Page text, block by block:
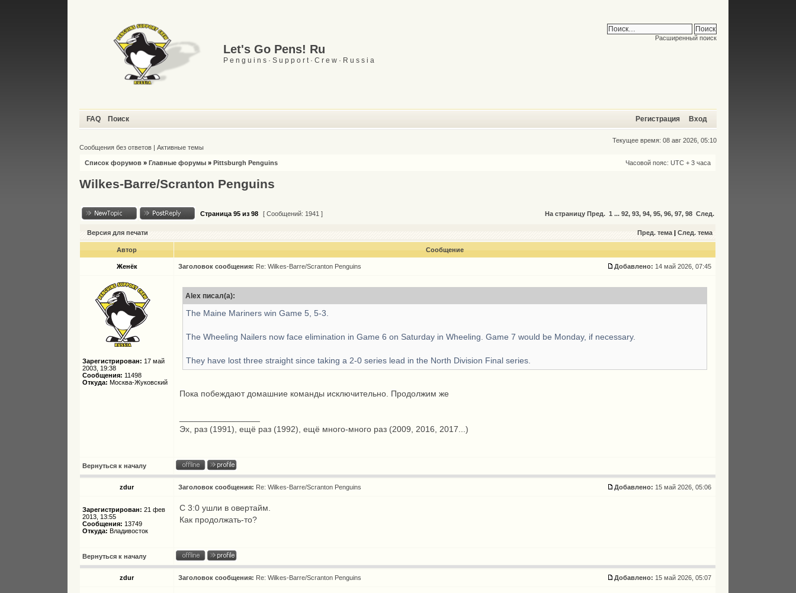
Let's Go Pens! Ru
P e n g u i n s · S u p p o r t · C r e w · R u s s i a
Расширенный поиск
FAQ Поиск Регистрация Вход
Текущее время: 08 авг 2026, 05:10
Сообщения без ответов |Активные темы
Список форумов »Главные форумы »Pittsburgh Penguins Часовой пояс: UTC + 3 часа
Wilkes-Barre/Scranton Penguins
Страница95 из98 [ Сообщений: 1941 ] На страницу Пред. 1 ...92,93,94,95,96,97,98 След.
Версия для печати Пред. тема |След. тема
Автор Сообщение
Женёк Заголовок сообщения: Re: Wilkes-Barre/Scranton Penguins Добавлено: 14 май 2026, 07:45
Зарегистрирован: 17 май
2003, 19:38
Сообщения: 11498
Откуда: Москва-Жуковский
Alex писал(а):
The Maine Mariners win Game 5, 5-3.
The Wheeling Nailers now face elimination in Game 6 on Saturday in Wheeling. Game 7 would be Monday, if necessary.
They have lost three straight since taking a 2-0 series lead in the North Division Final series.
Пока побеждают домашние команды исключительно. Продолжим же
Эх, раз (1991), ещё раз (1992), ещё много-много раз (2009, 2016, 2017...)
Вернуться к началу
zdur Заголовок сообщения: Re: Wilkes-Barre/Scranton Penguins Добавлено: 15 май 2026, 05:06
Зарегистрирован: 21 фев
2013, 13:55
Сообщения: 13749
Откуда: Владивосток
С 3:0 ушли в овертайм.
Как продолжать-то?
Вернуться к началу
zdur Заголовок сообщения: Re: Wilkes-Barre/Scranton Penguins Добавлено: 15 май 2026, 05:07